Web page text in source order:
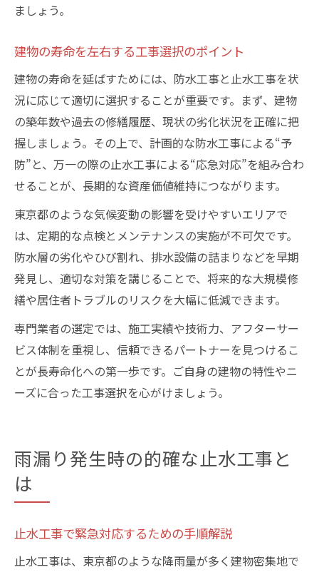
ましょう。
建物の寿命を左右する工事選択のポイント
建物の寿命を延ばすためには、防水工事と止水工事を状
況に応じて適切に選択することが重要です。まず、建物
の築年数や過去の修繕履歴、現状の劣化状況を正確に把
握しましょう。その上で、計画的な防水工事による“予
防”と、万一の際の止水工事による“応急対応”を組み合わ
せることが、長期的な資産価値維持につながります。
東京都のような気候変動の影響を受けやすいエリアで
は、定期的な点検とメンテナンスの実施が不可欠です。
防水層の劣化やひび割れ、排水設備の詰まりなどを早期
発見し、適切な対策を講じることで、将来的な大規模修
繕や居住者トラブルのリスクを大幅に低減できます。
専門業者の選定では、施工実績や技術力、アフターサー
ビス体制を重視し、信頼できるパートナーを見つけるこ
とが長寿命化への第一歩です。ご自身の建物の特性やニ
ーズに合った工事選択を心がけましょう。
雨漏り発生時の的確な止水工事と
は
止水工事で緊急対応するための手順解説
止水工事は、東京都のような降雨量が多く建物密集地で